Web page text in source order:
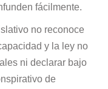
fácilmente.
no reconoce
y la ley no
ni declarar bajo
de